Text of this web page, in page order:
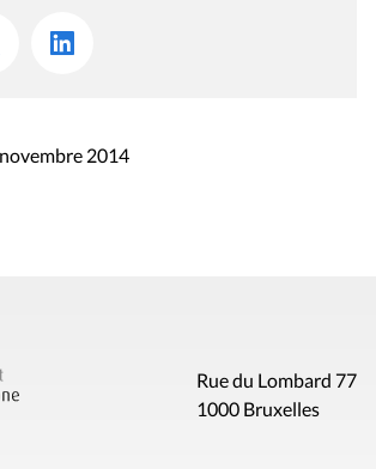
2014
Rue du Lombard 77
1000 Bruxelles